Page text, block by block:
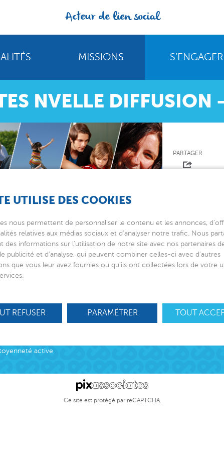
Acteur de lien social
MISSIONS S’ENGAGER
NVELLE DIFFUSION
PARTAGER
– AEMO
de lien social
active
S’engager
Ce site est protégé par reCAPTCHA.
UTILISE DES COOKIES
nous permettent de personnaliser le contenu et les annonces,
relatives aux médias sociaux et d’analyser notre trafic. Nous
des informations sur l’utilisation de notre site avec nos partenaires
publicité et d’analyse, qui peuvent combiner celles-ci avec d’autres
que vous leur avez fournies ou qu’ils ont collectées lors de votre
TOUT
REFUSER PARAMÉTRER